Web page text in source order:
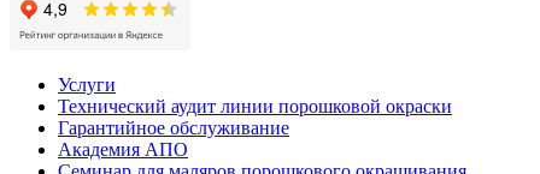
Услуги
Технический аудит линии порошковой окраски
Гарантийное обслуживание
Академия АПО